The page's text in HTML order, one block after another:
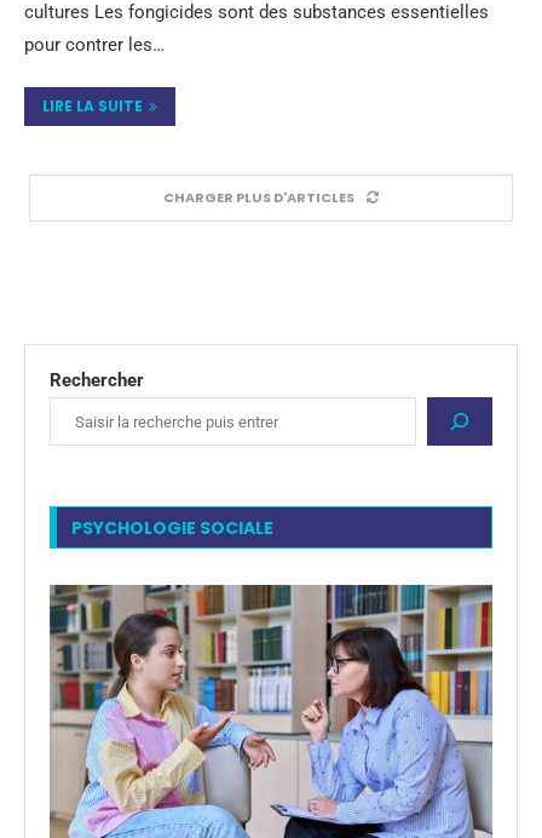
cultures Les fongicides sont des substances essentielles
pour contrer les…
LIRE LA SUITE
CHARGER PLUS D'ARTICLES
Rechercher
PSYCHOLOGIE SOCIALE